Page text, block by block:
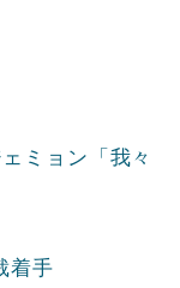
ミョン「我々
着手